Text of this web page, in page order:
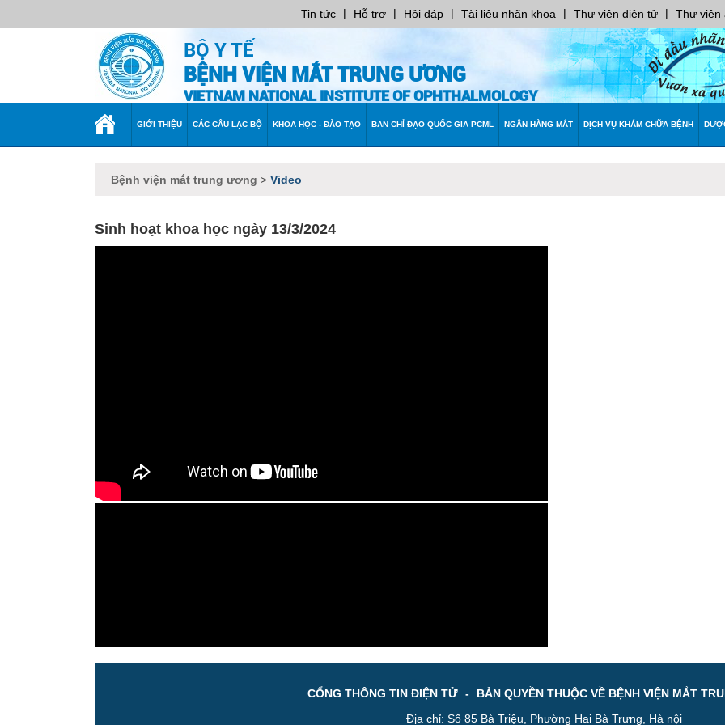
Tin tức | Hỗ trợ | Hỏi đáp | Tài liệu nhãn khoa | Thư viện điện tử | Thư viện
BỘ Y TẾ
BỆNH VIỆN MẮT TRUNG ƯƠNG
VIETNAM NATIONAL INSTITUTE OF OPHTHALMOLOGY
TRANG GIỚI THIỆU CÁC CÂU LẠC BỘ KHOA HỌC - ĐÀO TẠO BAN CHỈ ĐẠO QUỐC GIA PCML NGÂN HÀNG MẮT DỊCH VỤ KHÁM CHỮA BỆNH
Bệnh viện mắt trung ương > Video
Sinh hoạt khoa học ngày 13/3/2024
CỔNG THÔNG TIN ĐIỆN TỬ -
BẢN QUYỀN THUỘC VỀ BỆNH VIỆN MẮT
Địa chỉ: Số 85 Bà Triệu, Phường Hai Bà Trưng, Hà nội